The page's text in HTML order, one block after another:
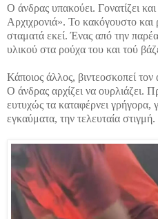
Ο άνδρας υπακούει. Γονατίζει
Αρχιχρονιά». Το κακόγουστο και
σταματά εκεί. Ένας από την
υλικού στα ρούχα του και τού
Κάποιος άλλος, βιντεοσκοπεί
Ο άνδρας αρχίζει να ουρλιάζει.
ευτυχώς τα καταφέρνει γρήγορα,
εγκαύματα, την τελευταία στιγμή.